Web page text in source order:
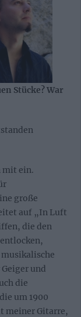
Stücke? War
mit ein.
große
auf „In Luft
die den
und
die
um 1900
meiner Gitarre,